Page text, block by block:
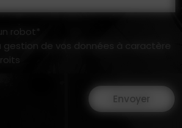
robot*
gestion de vos données à caractère
Envoyer